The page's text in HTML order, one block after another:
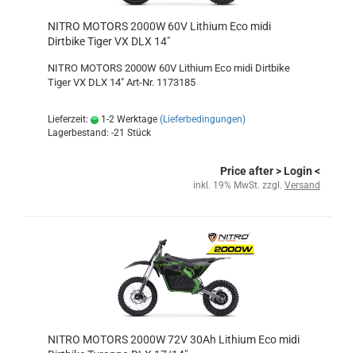
NITRO MOTORS 2000W 60V Lithium Eco midi
Dirtbike Tiger VX DLX 14"
NITRO MOTORS 2000W 60V Lithium Eco midi Dirtbike
Tiger VX DLX 14" Art-Nr. 1173185
Lieferzeit: 1-2 Werktage (Lieferbedingungen)
Lagerbestand: -21 Stück
Price after> Login <
inkl. 19% MwSt. zzgl. Versand
NITRO MOTORS 2000W 72V 30Ah Lithium Eco midi